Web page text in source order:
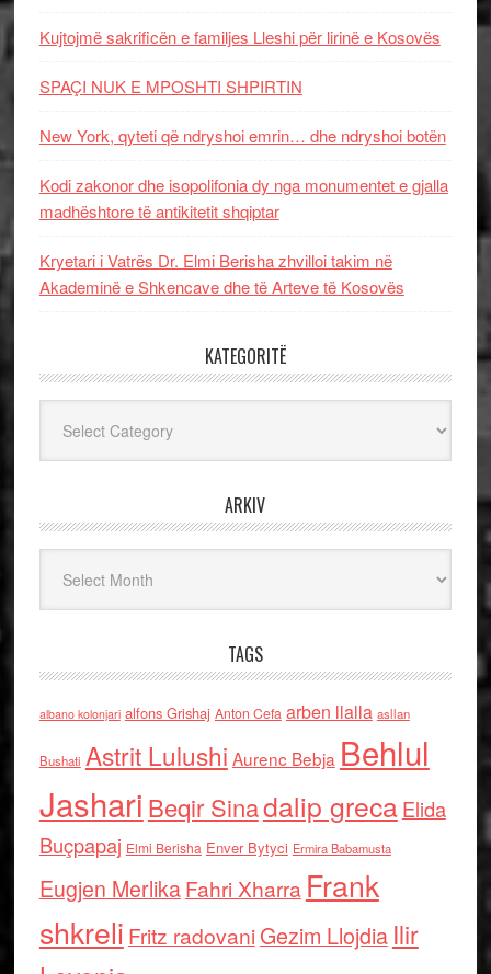
Kujtojmë sakrificën e familjes Lleshi për lirinë e Kosovës
SPAÇI NUK E MPOSHTI SHPIRTIN
New York, qyteti që ndryshoi emrin… dhe ndryshoi botën
Kodi zakonor dhe isopolifonia dy nga monumentet e gjalla
madhështore të antikitetit shqiptar
Kryetari i Vatrës Dr. Elmi Berisha zhvilloi takim në
Akademinë e Shkencave dhe të Arteve të Kosovës
KATEGORITË
ARKIV
TAGS
albano kolonjari alfons Grishaj Anton Cefa arben llalla asllan
Bushati Astrit Lulushi Aurenc Bebja Behlul
Jashari Beqir Sinadalip grecaElida
Buçpapaj Elmi Berisha Enver Bytyci Ermira Babamusta
Eugjen MerlikaFahri Xharra Frank
shkreli Fritz radovaniGezim Llojdia Ilir